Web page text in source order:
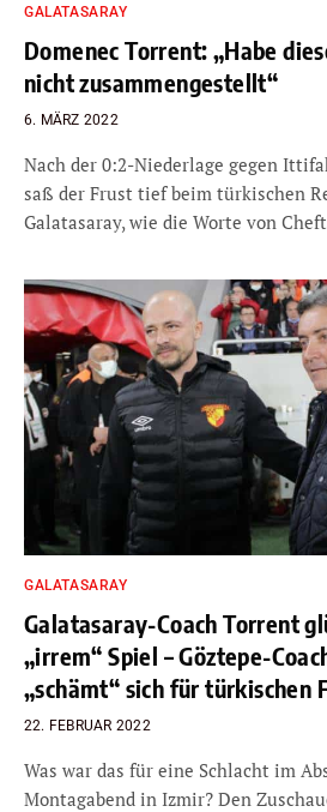
GALATASARAY
Domenec Torrent: „Habe
nicht zusammengestellt“
6. MÄRZ 2022
Nach der 0:2-Niederlage gegen
saß der Frust tief beim türkischen
Galatasaray, wie die Worte von
GALATASARAY
Galatasaray-Coach Torrent
„irrem“ Spiel – Göztepe-
„schämt“ sich für türkischen
22. FEBRUAR 2022
Was war das für eine Schlacht im
Montagabend in Izmir? Den